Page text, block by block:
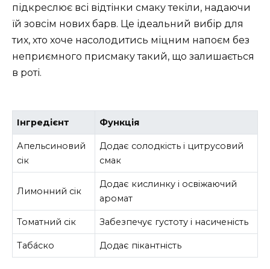
підкреслює всі відтінки смаку текіли, надаючи
їй зовсім нових барв. Це ідеальний вибір для
тих, хто хоче насолодитись міцним напоєм без
неприємного присмаку такий, що залишається
в роті.
Інгредієнт Функція
Апельсиновий
сік
Додає солодкість і цитрусовий
смак
Лимонний сік
Додає кислинку і освіжаючий
аромат
Томатний сік Забезпечує густоту і насиченість
Таба́ско Додає пікантність